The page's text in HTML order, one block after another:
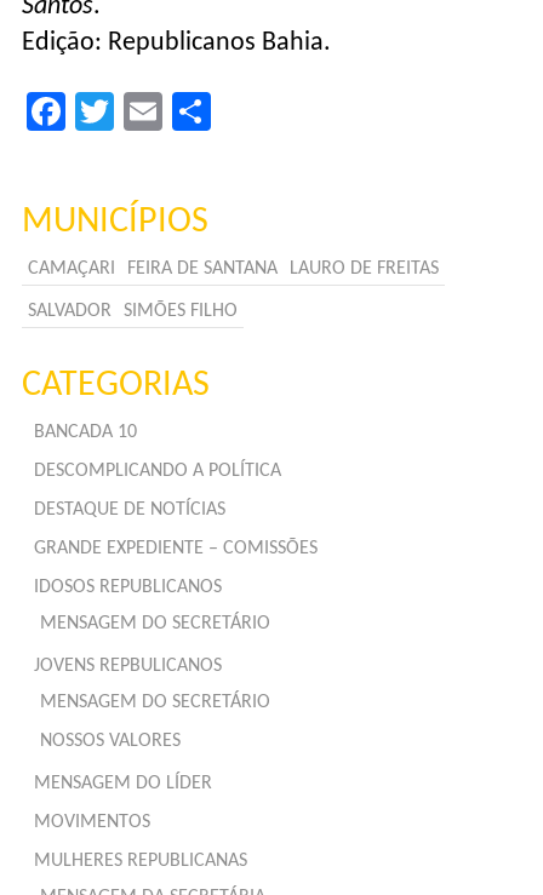
Santos.
Edição: Republicanos Bahia.
Facebook
TwitterEmail
MUNICÍPIOS
CAMAÇARI FEIRA DE SANTANA LAURO DE FREITAS
SALVADOR SIMÕES FILHO
CATEGORIAS
BANCADA 10
DESCOMPLICANDO A POLÍTICA
DESTAQUE DE NOTÍCIAS
GRANDE EXPEDIENTE – COMISSÕES
IDOSOS REPUBLICANOS
MENSAGEM DO SECRETÁRIO
JOVENS REPBULICANOS
MENSAGEM DO SECRETÁRIO
NOSSOS VALORES
MENSAGEM DO LÍDER
MOVIMENTOS
MULHERES REPUBLICANAS